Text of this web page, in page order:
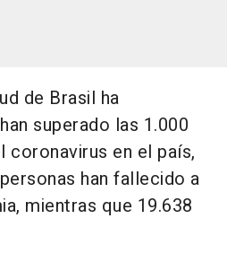
de Brasil ha
superado las 1.000
coronavirus en el país,
han fallecido a
mientras que 19.638